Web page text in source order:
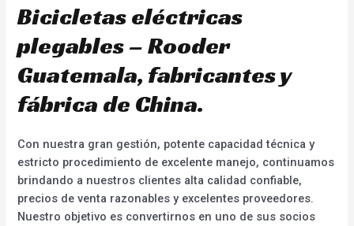
Bicicletas eléctricas
plegables – Rooder
Guatemala, fabricantes y
fábrica de China.
Con nuestra gran gestión, potente capacidad técnica y
estricto procedimiento de excelente manejo, continuamos
brindando a nuestros clientes alta calidad confiable,
precios de venta razonables y excelentes proveedores.
Nuestro objetivo es convertirnos en uno de sus socios